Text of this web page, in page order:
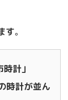
す。
時計」
時計が並ん